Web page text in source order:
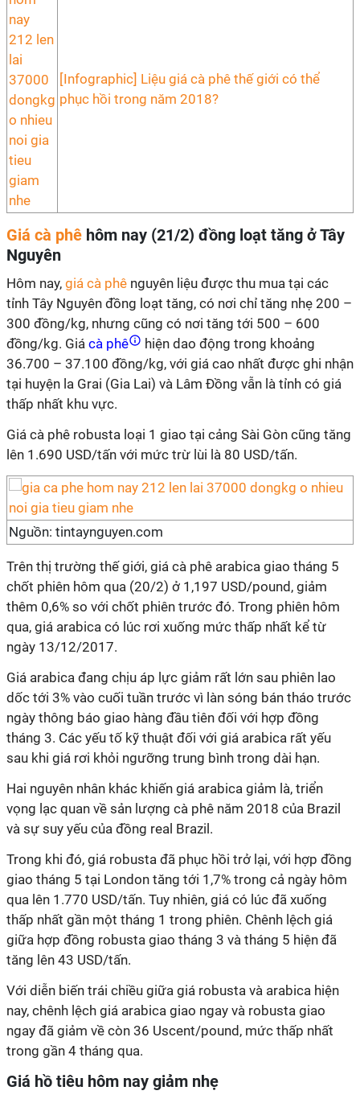
[Infographic] Liệu giá cà phê thế giới có thể
phục hồi trong năm 2018?
Giá cà phê hôm nay (21/2) đồng loạt tăng ở Tây
Nguyên
Hôm nay, giá cà phê nguyên liệu được thu mua tại các
tỉnh Tây Nguyên đồng loạt tăng, có nơi chỉ tăng nhẹ 200 –
300 đồng/kg, nhưng cũng có nơi tăng tới 500 – 600
đồng/kg. Giá cà phê
hiện dao động trong khoảng
36.700 – 37.100 đồng/kg, với giá cao nhất được ghi nhận
tại huyện la Grai (Gia Lai) và Lâm Đồng vẫn là tỉnh có giá
thấp nhất khu vực.
Giá cà phê robusta loại 1 giao tại cảng Sài Gòn cũng tăng
lên 1.690 USD/tấn với mức trừ lùi là 80 USD/tấn.
Nguồn: tintaynguyen.com
Trên thị trường thế giới, giá cà phê arabica giao tháng 5
chốt phiên hôm qua (20/2) ở 1,197 USD/pound, giảm
thêm 0,6% so với chốt phiên trước đó. Trong phiên hôm
qua, giá arabica có lúc rơi xuống mức thấp nhất kể từ
ngày 13/12/2017.
Giá arabica đang chịu áp lực giảm rất lớn sau phiên lao
dốc tới 3% vào cuối tuần trước vì làn sóng bán tháo trước
ngày thông báo giao hàng đầu tiên đối với hợp đồng
tháng 3. Các yếu tố kỹ thuật đối với giá arabica rất yếu
sau khi giá rơi khỏi ngưỡng trung bình trong dài hạn.
Hai nguyên nhân khác khiến giá arabica giảm là, triển
vọng lạc quan về sản lượng cà phê năm 2018 của Brazil
và sự suy yếu của đồng real Brazil.
Trong khi đó, giá robusta đã phục hồi trở lại, với hợp đồng
giao tháng 5 tại London tăng tới 1,7% trong cả ngày hôm
qua lên 1.770 USD/tấn. Tuy nhiên, giá có lúc đã xuống
thấp nhất gần một tháng 1 trong phiên. Chênh lệch giá
giữa hợp đồng robusta giao tháng 3 và tháng 5 hiện đã
tăng lên 43 USD/tấn.
Với diễn biến trái chiều giữa giá robusta và arabica hiện
nay, chênh lệch giá arabica giao ngay và robusta giao
ngay đã giảm về còn 36 Uscent/pound, mức thấp nhất
trong gần 4 tháng qua.
Giá hồ tiêu hôm nay giảm nhẹ